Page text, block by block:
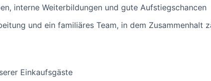
interne Weiterbildungen und gute Aufstiegschancen
und ein familiäres Team, in dem Zusammenhalt
Einkaufsgäste